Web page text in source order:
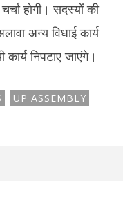
होगी। सदस्यों की
अन्य विधाई कार्य
निपटाए जाएंगे।
UP ASSEMBLY